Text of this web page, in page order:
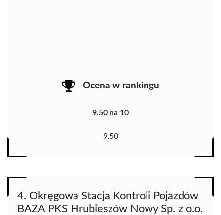
Ocena w rankingu
9.50 na 10
9.50
4. Okręgowa Stacja Kontroli Pojazdów
BAZA PKS Hrubieszów Nowy Sp. z o.o.